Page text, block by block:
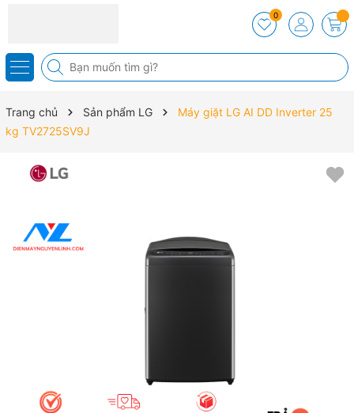
0
Trang chủ Sản phẩm LG
Máy giặt LG AI DD Inverter 25
kg TV2725SV9J